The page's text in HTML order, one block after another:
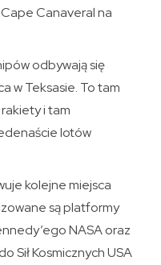
Canaveral na
odbywają się
w Teksasie. To tam
i tam
lotów
kolejne miejsca
są platformy
NASA oraz
Sił Kosmicznych USA